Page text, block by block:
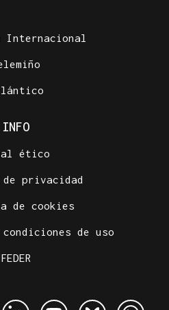
Internacional
INFO
ético
privacidad
de cookies
de uso
FEDER